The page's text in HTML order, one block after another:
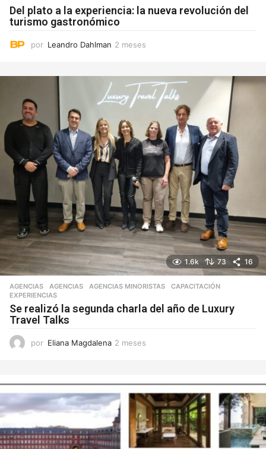
Del plato a la experiencia: la nueva revolución del
turismo gastronómico
por Leandro Dahlman 2 meses
s
s
1.6k 73 16
AGENCIAS AGENCIAS ,AGENCIAS MINORISTAS ,CAPACITACIÓN
EXPERIENCIAS
Se realizó la segunda charla del año de Luxury
Travel Talks
por Eliana Magdalena 2 meses
e
s